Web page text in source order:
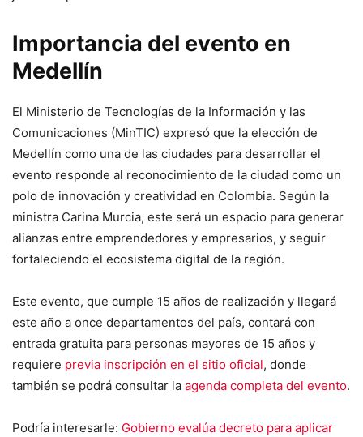
Importancia del evento en
Medellín
El Ministerio de Tecnologías de la Información y las
Comunicaciones (MinTIC) expresó que la elección de
Medellín como una de las ciudades para desarrollar el
evento responde al reconocimiento de la ciudad como un
polo de innovación y creatividad en Colombia. Según la
ministra Carina Murcia, este será un espacio para generar
alianzas entre emprendedores y empresarios, y seguir
fortaleciendo el ecosistema digital de la región.
Este evento, que cumple 15 años de realización y llegará
este año a once departamentos del país, contará con
entrada gratuita para personas mayores de 15 años y
requiere previa inscripción en el sitio oficial, donde
también se podrá consultar la agenda completa del evento.
Podría interesarle: Gobierno evalúa decreto para aplicar